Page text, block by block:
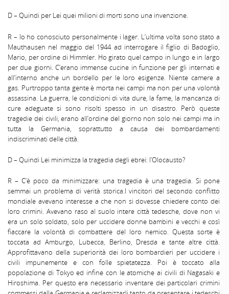
D – Quindi per Lei quei milioni di morti sono una invenzione.
R – Io ho conosciuto personalmente i lager. L’ultima volta sono stato a
Mauthausen nel maggio del 1944 ad interrogare il figlio di Badoglio,
Mario, per ordine di Himmler. Ho girato quel campo in lungo e in largo
per due giorni. C’erano immense cucine in funzione per gli internati e
all’interno anche un bordello per le loro esigenze. Niente camere a
gas. Purtroppo tanta gente è morta nei campi ma non per una volontà
assassina. La guerra, le condizioni di vita dure, la fame, la mancanza di
cure adeguate si sono risolti spesso in un disastro. Però queste
tragedie dei civili, erano all’ordine del giorno non solo nei campi ma in
tutta la Germania, soprattutto a causa dei bombardamenti
indiscriminati delle città.
D – Quindi Lei minimizza la tragedia degli ebrei: l’Olocausto?
R – C’è poco da minimizzare: una tragedia è una tragedia. Si pone
semmai un problema di verità storica.I vincitori del secondo conflitto
mondiale avevano interesse a che non si dovesse chiedere conto dei
loro crimini. Avevano raso al suolo intere città tedesche, dove non vi
era un solo soldato, solo per uccidere donne bambini e vecchi e così
fiaccare la volontà di combattere del loro nemico. Questa sorte è
toccata ad Amburgo, Lubecca, Berlino, Dresda e tante altre città.
Approfittavano della superiorità dei loro bombardieri per uccidere i
civili impunemente e con folle spietatezza. Poi è toccato alla
popolazione di Tokyo ed infine con le atomiche ai civili di Nagasaki e
Hiroshima. Per questo era necessario inventare dei particolari crimini